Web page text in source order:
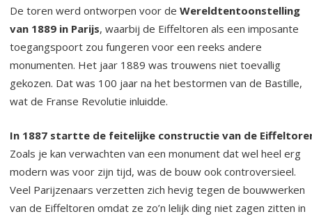
De toren werd ontworpen voor de Wereldtentoonstelling
van 1889 in Parijs, waarbij de Eiffeltoren als een imposante
toegangspoort zou fungeren voor een reeks andere
monumenten. Het jaar 1889 was trouwens niet toevallig
gekozen. Dat was 100 jaar na het bestormen van de Bastille,
wat de Franse Revolutie inluidde.
In 1887 startte de feitelijke constructie van de
Zoals je kan verwachten van een monument dat wel heel erg
modern was voor zijn tijd, was de bouw ook controversieel.
Veel Parijzenaars verzetten zich hevig tegen de bouwwerken
van de Eiffeltoren omdat ze zo’n lelijk ding niet zagen zitten in